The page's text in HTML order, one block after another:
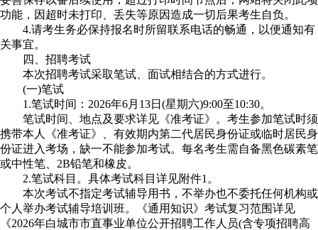
功能，因超时未打印、丢失等原因造成一切后果考生自负。
4.请考生务必保持报名时所留联系电话的畅通，以便通知有
关事宜。
四、招聘考试
本次招聘考试采取笔试、面试相结合的方式进行。
(一)笔试
1.笔试时间：2026年6月13日(星期六)9:00至10:30。
笔试时间、地点及要求详见《准考证》。考生参加笔试时须
携带本人《准考证》、有效期内第二代居民身份证或临时居民身
份证进入考场，缺一不能参加考试。每名考生需自备黑色碳素笔
或中性笔、2B铅笔和橡皮。
2.笔试科目。具体考试科目详见附件1。
本次考试不指定考试辅导用书，不举办也不委托任何机构或
个人举办考试辅导培训班。《通用知识》考试复习范围详见
《2026年白城市市直事业单位公开招聘工作人员(含专项招聘高